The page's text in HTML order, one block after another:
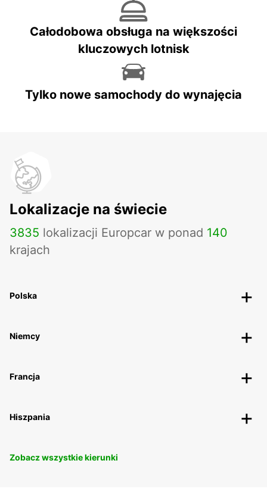
Całodobowa obsługa na większości
kluczowych lotnisk
Tylko nowe samochody do wynajęcia
Lokalizacje na świecie
3835 lokalizacji Europcar w ponad 140
krajach
Polska
Niemcy
Francja
Hiszpania
Zobacz wszystkie kierunki